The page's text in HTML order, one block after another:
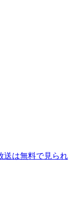
送は無料で見られ